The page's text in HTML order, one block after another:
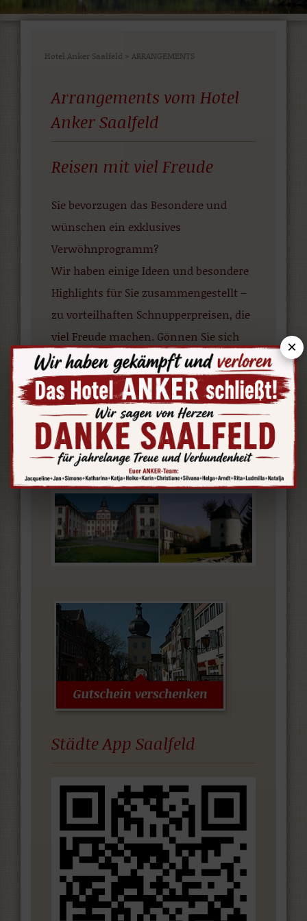
Hotel Anker Saalfeld > ARRANGEMENTS
Arrangements vom Hotel
Anker Saalfeld
Reisen mit viel Freude
Sie bevorzugen das Besondere und
wünschen ein exklusives
Verwöhnprogramm?
Wir haben einige Ideen und besondere
Highlights für Sie zusammengestellt –
zu vorteilhaften Schnupperpreisen, die
viel Freude machen. Gönnen Sie sich
eine kleine Auszeit; entdecken Sie das
Hotel Anker und unsere Stadt von ihrer
schönsten Seite.
Zum Angebot„Schlummerpreise für
Ausgeschlafene“
Städte App Saalfeld
×